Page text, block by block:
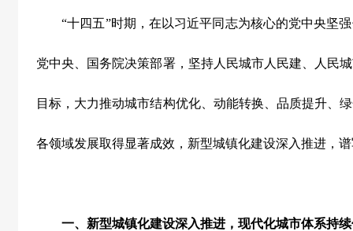
“十四五”时期，在以习近平同志为核心的党中央坚
党中央、国务院决策部署，坚持人民城市人民建、人民
目标，大力推动城市结构优化、动能转换、品质提升、
各领域发展取得显著成效，新型城镇化建设深入推进，
一、新型城镇化建设深入推进，现代化城市体系持续